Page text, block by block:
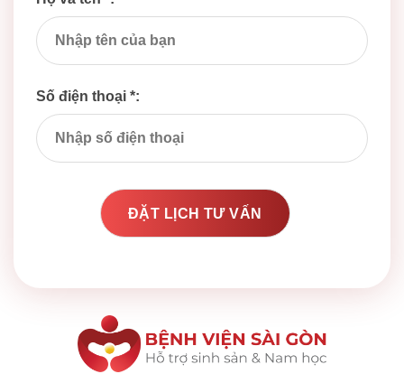
Số điện thoại *: